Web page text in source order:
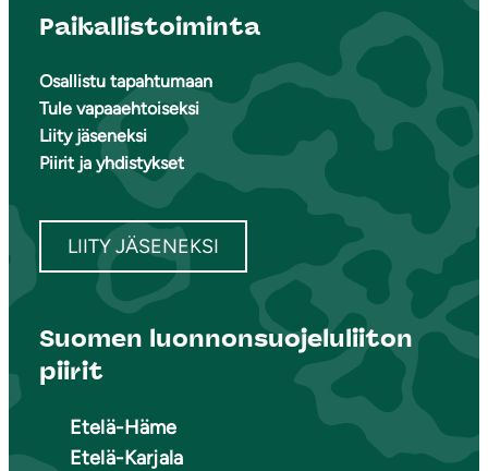
Paikallistoiminta
Osallistu tapahtumaan
Tule vapaaehtoiseksi
Liity jäseneksi
Piirit ja yhdistykset
LIITY JÄSENEKSI
Suomen luonnonsuojeluliiton
piirit
Etelä-Häme
Etelä-Karjala